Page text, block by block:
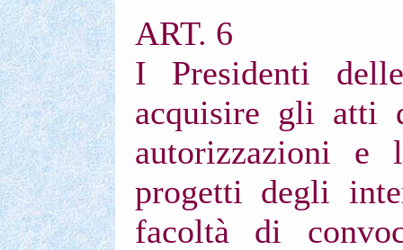
ART. 6
I Presidenti
acquisire gli atti
autorizzazioni e
progetti degli
facoltà di